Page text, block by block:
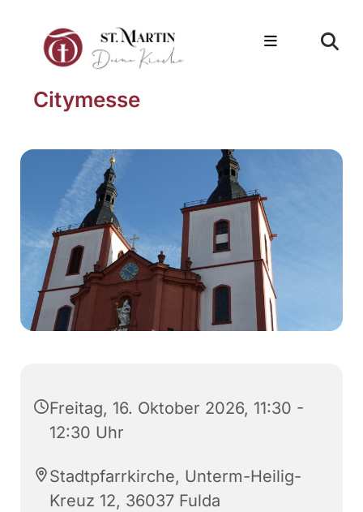
Citymesse
Freitag, 16. Oktober 2026, 11:30 -
12:30 Uhr
Stadtpfarrkirche, Unterm-Heilig-
Kreuz 12, 36037 Fulda